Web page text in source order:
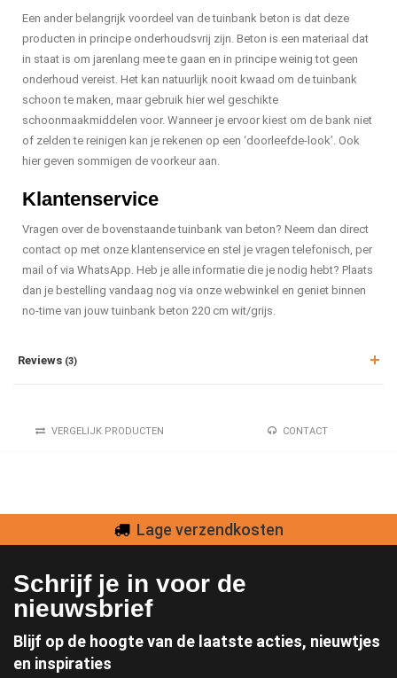
Een ander belangrijk voordeel van de tuinbank beton is dat deze
producten in principe onderhoudsvrij zijn. Beton is een materiaal dat
in staat is om jarenlang mee te gaan en in principe weinig tot geen
onderhoud vereist. Het kan natuurlijk nooit kwaad om de tuinbank
schoon te maken, maar gebruik hier wel geschikte
schoonmaakmiddelen voor. Wanneer je ervoor kiest om de bank niet
of zelden te reinigen kan je rekenen op een ‘doorleefde-look’. Ook
hier geven sommigen de voorkeur aan.
Klantenservice
Vragen over de bovenstaande tuinbank van beton? Neem dan direct
contact op met onze klantenservice en stel je vragen telefonisch, per
mail of via WhatsApp. Heb je alle informatie die je nodig hebt? Plaats
dan je bestelling vandaag nog via onze webwinkel en geniet binnen
no-time van jouw tuinbank beton 220 cm wit/grijs.
Reviews (3)
VERGELIJK PRODUCTEN CONTACT
Lage verzendkosten
Schrijf je in voor de
nieuwsbrief
Blijf op de hoogte van de laatste acties, nieuwtjes
en inspiraties